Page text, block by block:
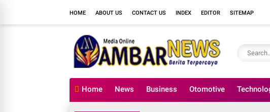
HOME ABOUT US CONTACT US INDEX EDITOR SITEMAP
Home News Business Otomotive